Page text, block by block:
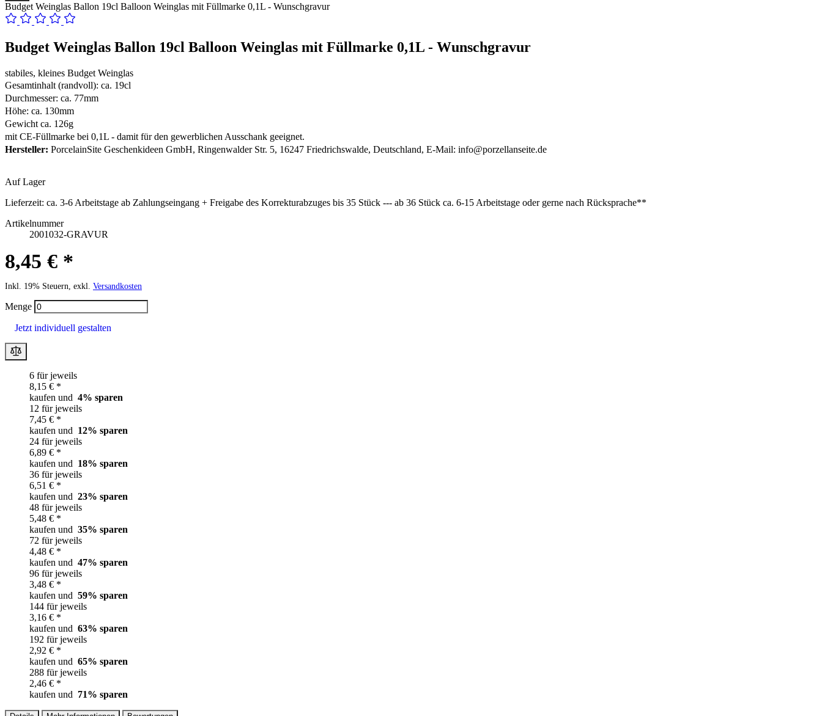
Budget Weinglas Ballon 19cl Balloon Weinglas mit Füllmarke 0,1L - Wunschgravur
Budget Weinglas Ballon 19cl Balloon Weinglas mit Füllmarke 0,1L - Wunschgravur
stabiles, kleines Budget Weinglas
Gesamtinhalt (randvoll): ca. 19cl
Durchmesser: ca. 77mm
Höhe: ca. 130mm
Gewicht ca. 126g
mit CE-Füllmarke bei 0,1L - damit für den gewerblichen Ausschank geeignet.
Hersteller: PorcelainSite Geschenkideen GmbH, Ringenwalder Str. 5, 16247 Friedrichswalde, Deutschland, E-Mail: info@porzellanseite.de
Auf Lager
Lieferzeit: ca. 3-6 Arbeitstage ab Zahlungseingang + Freigabe des Korrekturabzuges bis 35 Stück --- ab 36 Stück ca. 6-15 Arbeitstage oder gerne nach Rücksprache**
Artikelnummer
2001032-GRAVUR
8,45 € *
Inkl. 19% Steuern, exkl. Versandkosten
Menge
Jetzt individuell gestalten
6 für jeweils
8,15 € *
kaufen und 4% sparen
12 für jeweils
7,45 € *
kaufen und 12% sparen
24 für jeweils
6,89 € *
kaufen und 18% sparen
36 für jeweils
6,51 € *
kaufen und 23% sparen
48 für jeweils
5,48 € *
kaufen und 35% sparen
72 für jeweils
4,48 € *
kaufen und 47% sparen
96 für jeweils
3,48 € *
kaufen und 59% sparen
144 für jeweils
3,16 € *
kaufen und 63% sparen
192 für jeweils
2,92 € *
kaufen und 65% sparen
288 für jeweils
2,46 € *
kaufen und 71% sparen